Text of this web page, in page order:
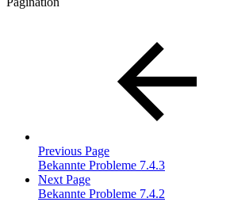
Previous Page
Bekannte Probleme 7.4.3
Next Page
Bekannte Probleme 7.4.2